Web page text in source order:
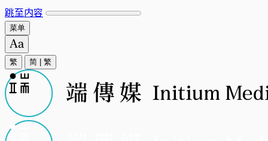
跳至内容
菜单
繁 简 繁